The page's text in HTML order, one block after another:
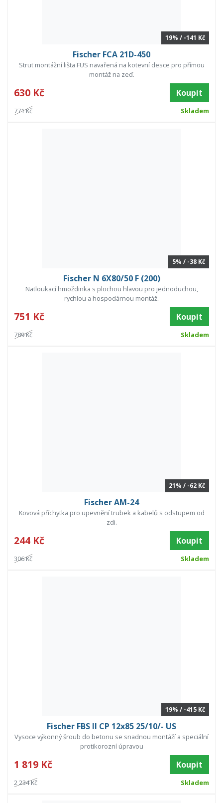
19% / -141 Kč
Fischer FCA 21D-450
Strut montážní lišta FUS navařená na kotevní desce pro přímou
montáž na zeď.
630 Kč Koupit
771 Kč Skladem
5% / -38 Kč
Fischer N 6X80/50 F (200)
Natloukací hmoždinka s plochou hlavou pro jednoduchou,
rychlou a hospodárnou montáž.
751 Kč Koupit
789 Kč Skladem
21% / -62 Kč
Fischer AM-24
Kovová příchytka pro upevnění trubek a kabelů s odstupem od
zdi.
244 Kč Koupit
306 Kč Skladem
19% / -415 Kč
Fischer FBS II CP 12x85 25/10/- US
Vysoce výkonný šroub do betonu se snadnou montáží a speciální
protikorozní úpravou
1 819 Kč Koupit
2 234 Kč Skladem